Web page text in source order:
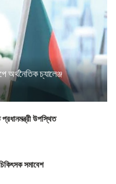
অর্থনৈতিক চ্যালেঞ্জ
প্রধানমন্ত্রী উপস্থিত
সমাবেশ